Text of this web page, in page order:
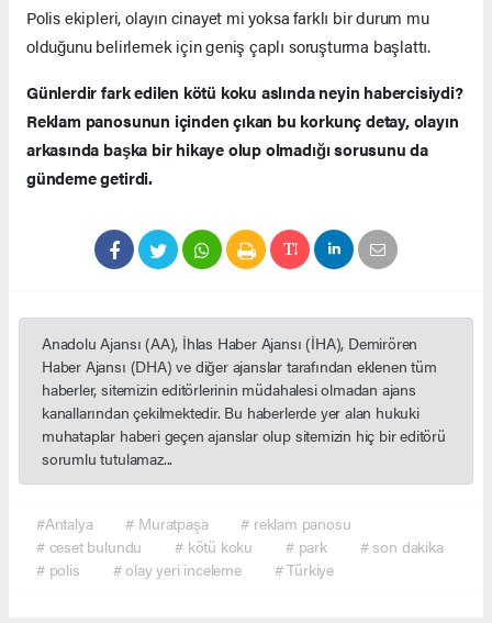
Polis ekipleri, olayın cinayet mi yoksa farklı bir durum mu
olduğunu belirlemek için geniş çaplı soruşturma başlattı.
Günlerdir fark edilen kötü koku aslında neyin habercisiydi?
Reklam panosunun içinden çıkan bu korkunç detay, olayın
arkasında başka bir hikaye olup olmadığı sorusunu da
gündeme getirdi.
Anadolu Ajansı (AA), İhlas Haber Ajansı (İHA), Demirören
Haber Ajansı (DHA) ve diğer ajanslar tarafından eklenen tüm
haberler, sitemizin editörlerinin müdahalesi olmadan ajans
kanallarından çekilmektedir. Bu haberlerde yer alan hukuki
muhataplar haberi geçen ajanslar olup sitemizin hiç bir editörü
sorumlu tutulamaz...
#Antalya # Muratpaşa
# reklam panosu
# ceset bulundu
# kötü koku # park
# son dakika
# polis
# olay yeri inceleme # Türkiye